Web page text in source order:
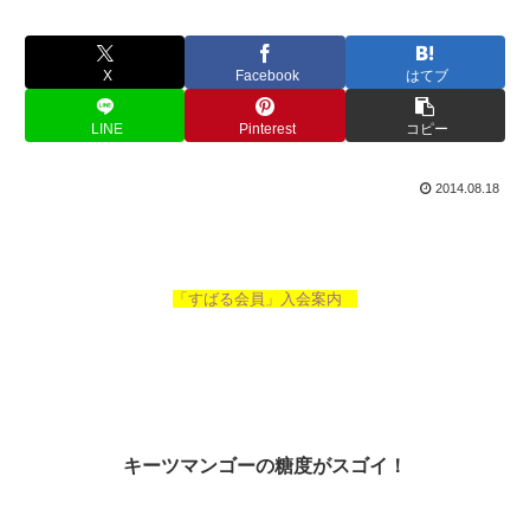
X Facebook はてブ
LINE Pinterest コピー
2014.08.18
「すばる会員」入会案内
キーツマンゴーの糖度がスゴイ！